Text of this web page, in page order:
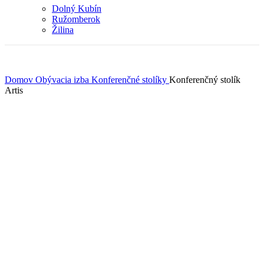
Dolný Kubín
Ružomberok
Žilina
Domov Obývacia izba Konferenčné stolíky Konferenčný stolík
Artis